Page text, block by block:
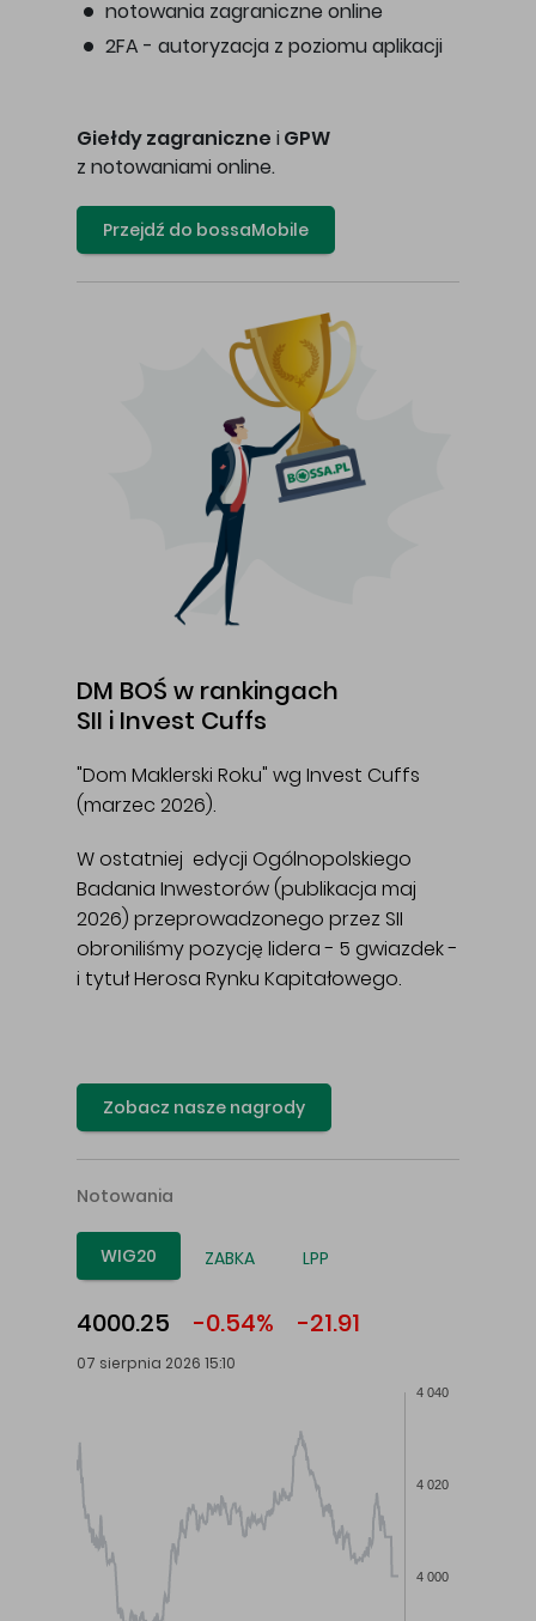
notowania zagraniczne online
2FA - autoryzacja z poziomu aplikacji
Giełdy zagraniczne i GPW
z notowaniami online.
Przejdź do bossaMobile
DM BOŚ w rankingach
SII i Invest Cuffs
"Dom Maklerski Roku" wg Invest Cuffs
(marzec 2026).
W ostatniej edycji Ogólnopolskiego
Badania Inwestorów (publikacja maj
2026) przeprowadzonego przez SII
obroniliśmy pozycję lidera - 5 gwiazdek -
i tytuł Herosa Rynku Kapitałowego.
Zobacz nasze nagrody
Notowania
WIG20 ZABKA LPP
4000.25 -0.54% -21.91
07 sierpnia 2026 15:10
4 000
4 020
4 040